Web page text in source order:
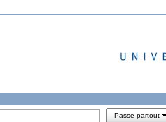
Passe-partout